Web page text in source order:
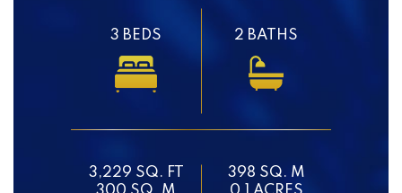
3 BEDS 2 BATHS
3,229 SQ. FT
398 SQ. M